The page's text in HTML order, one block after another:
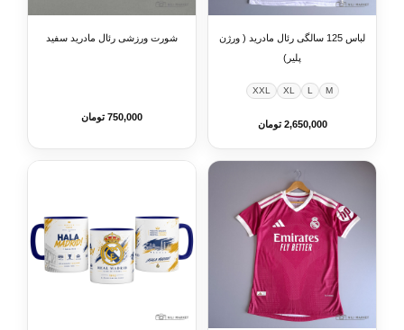
لباس 125 سالگی رئال مادرید ( ورژن
پلیر)
M
L
XL
XXL
2,650,000 تومان
شورت ورزشی رئال مادرید سفید
750,000 تومان